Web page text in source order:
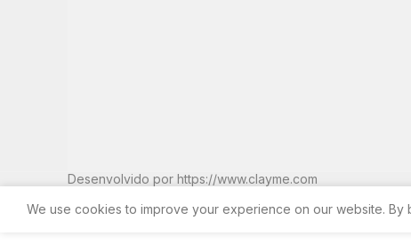
Desenvolvido por https://www.clayme.com
We use cookies to improve your experience on our website.